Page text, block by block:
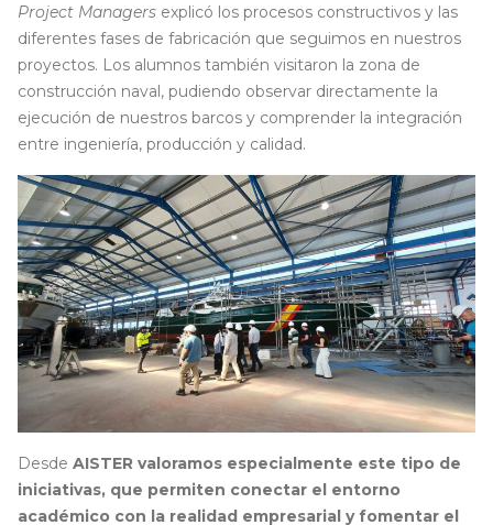
Project Managers explicó los procesos constructivos y las
diferentes fases de fabricación que seguimos en nuestros
proyectos. Los alumnos también visitaron la zona de
construcción naval, pudiendo observar directamente la
ejecución de nuestros barcos y comprender la integración
entre ingeniería, producción y calidad.
Desde AISTER valoramos especialmente este tipo de
iniciativas, que permiten conectar el entorno
académico con la realidad empresarial y fomentar el